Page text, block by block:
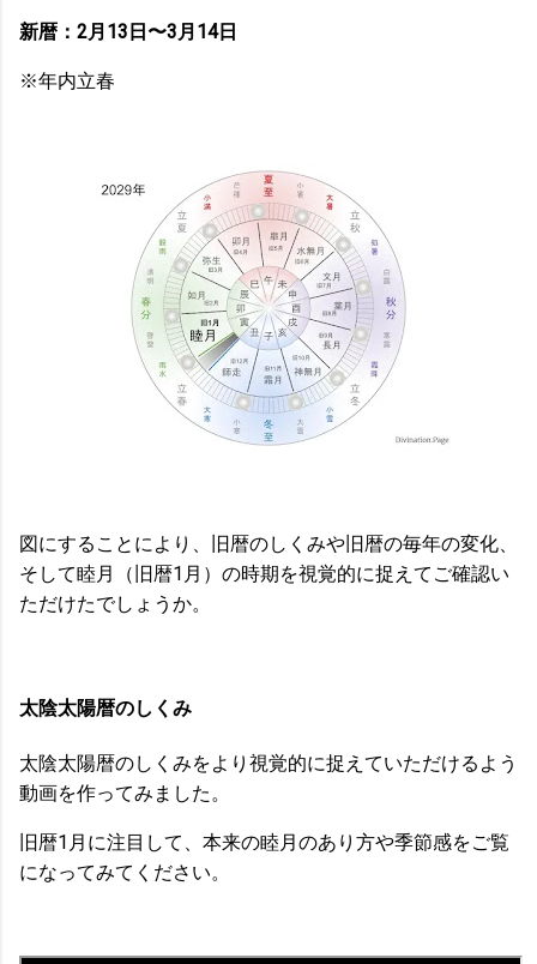
新暦：2月13日〜3月14日
※年内立春
図にすることにより、旧暦のしくみや旧暦の毎年の変化、
そして睦月（旧暦1月）の時期を視覚的に捉えてご確認い
ただけたでしょうか。
太陰太陽暦のしくみ
太陰太陽暦のしくみをより視覚的に捉えていただけるよう
動画を作ってみました。
旧暦1月に注目して、本来の睦月のあり方や季節感をご覧
になってみてください。